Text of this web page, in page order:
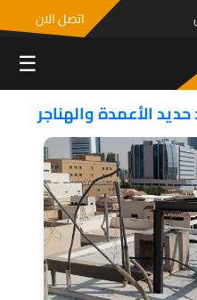
اتصل الان
☰
الأعمدة والهناجر